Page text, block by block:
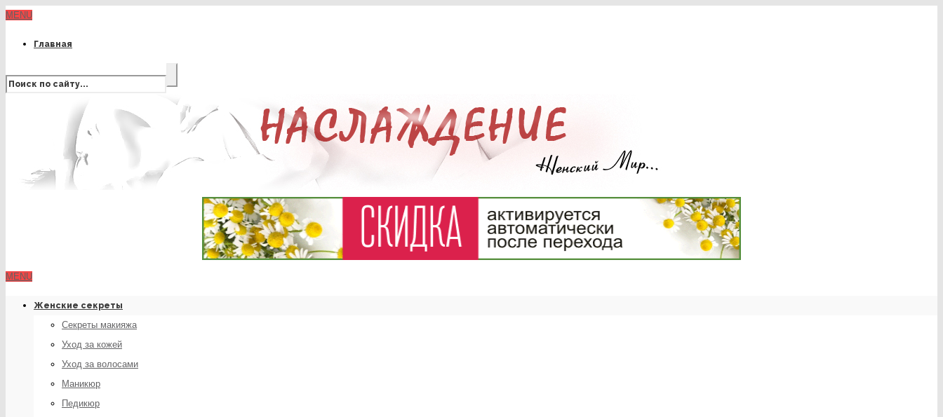
MENU
Главная
MENU
Женские секреты
Секреты макияжа
Уход за кожей
Уход за волосами
Маникюр
Педикюр